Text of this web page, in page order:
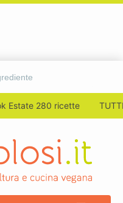
Estate 280 ricette